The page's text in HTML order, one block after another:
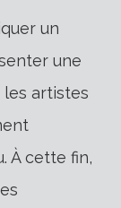
un
une
artistes
À cette fin,